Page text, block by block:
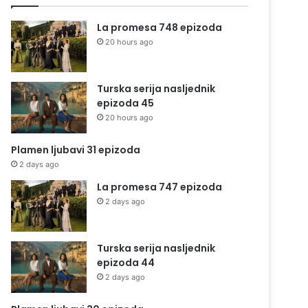
La promesa 748 epizoda
20 hours ago
Turska serija nasljednik
epizoda 45
20 hours ago
Plamen ljubavi 31 epizoda
2 days ago
La promesa 747 epizoda
2 days ago
Turska serija nasljednik
epizoda 44
2 days ago